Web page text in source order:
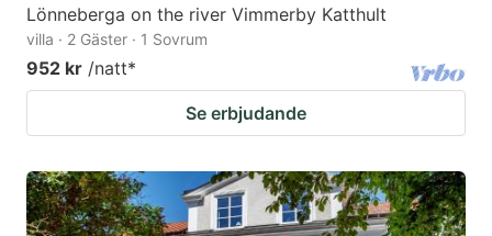
Lönneberga on the river Vimmerby Katthult
villa · 2 Gäster · 1 Sovrum
952 kr /natt*
Se erbjudande